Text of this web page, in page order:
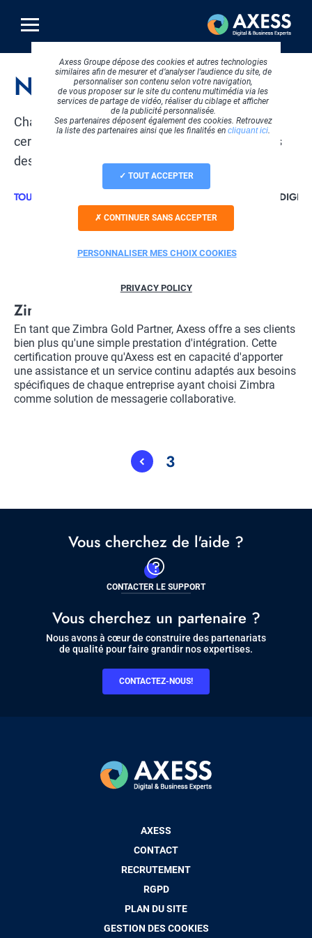
contenu
principal
Nos certifications
Chacun de nos pôles dispose de différentes
certifications renforçant ainsi son expertise dans
des secteurs variés.
TOUS STRATEGIE
Title
Zimbra Gold Partner
Description
En tant que Zimbra Gold Partner, Axess offre a ses clients
bien plus qu'une simple prestation d'intégration. Cette
certification prouve qu'Axess est en capacité d'apporter
une assistance et un service continu adaptés aux besoins
spécifiques de chaque entreprise ayant choisi Zimbra
comme solution de messagerie collaborative.
Current
3
Vous cherchez de l'aide ?
CONTACTER LE SUPPORT
Vous cherchez un partenaire ?
Nous avons à cœur de construire des partenariats
de qualité pour faire grandir nos expertises.
CONTACTEZ-NOUS!
AXESS
CONTACT
RECRUTEMENT
RGPD
PLAN DU SITE
GESTION DES COOKIES
Axess Groupe dépose des cookies et autres technologies
similaires afin de mesurer et d’analyser l’audience du site, de
personnaliser son contenu selon votre navigation,
de vous proposer sur le site du contenu multimédia via les
services de partage de vidéo, réaliser du ciblage et afficher
de la publicité personnalisée.
Ses partenaires déposent également des cookies. Retrouvez
la liste des partenaires ainsi que les finalités en cliquant ici.
TOUT ACCEPTER
CONTINUER SANS ACCEPTER
PERSONNALISER MES CHOIX COOKIES
PRIVACY POLICY